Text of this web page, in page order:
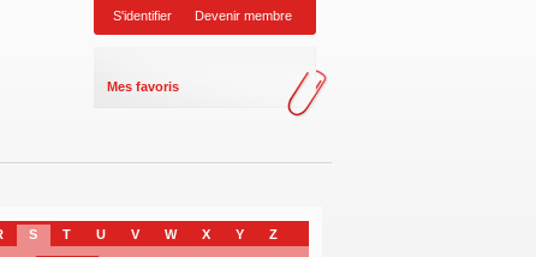
S'identifier Devenir membre
Mes favoris
S T U V W X Y Z